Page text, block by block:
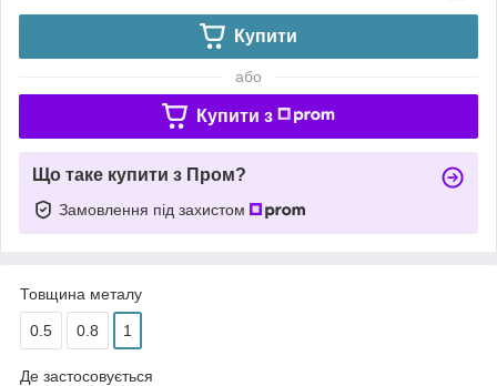
Купити
або
Купити з
Що таке купити з Пром?
Замовлення під захистом
Товщина металу
0.5 0.8 1
Де застосовується